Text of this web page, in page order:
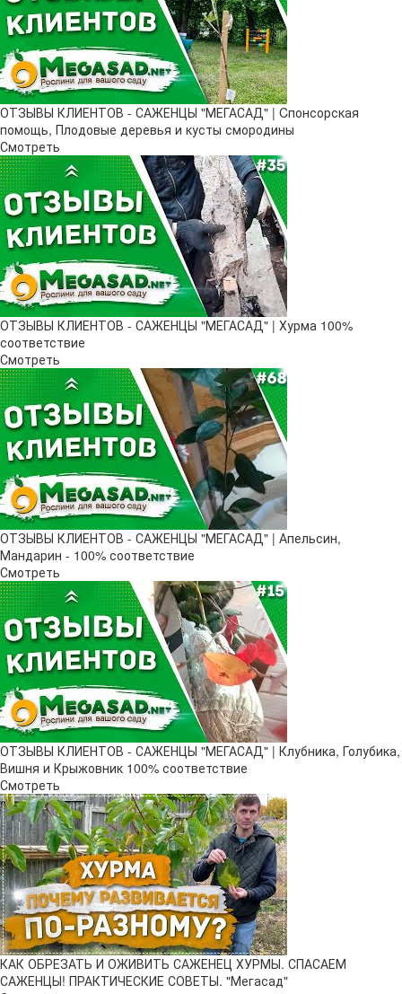
ОТЗЫВЫ КЛИЕНТОВ - САЖЕНЦЫ "МЕГАСАД" | Cпонсорская
помощь, Плодовые деревья и кусты смородины
Смотреть
ОТЗЫВЫ КЛИЕНТОВ - САЖЕНЦЫ "МЕГАСАД" | Хурма 100%
соответствие
Смотреть
ОТЗЫВЫ КЛИЕНТОВ - САЖЕНЦЫ "МЕГАСАД" | Апельсин,
Мандарин - 100% соответствие
Смотреть
ОТЗЫВЫ КЛИЕНТОВ - САЖЕНЦЫ "МЕГАСАД" | Клубника, Голубика,
Вишня и Крыжовник 100% соответствие
Смотреть
КАК ОБРЕЗАТЬ И ОЖИВИТЬ САЖЕНЕЦ ХУРМЫ. СПАСАЕМ
САЖЕНЦЫ! ПРАКТИЧЕСКИЕ СОВЕТЫ. "Мегасад"